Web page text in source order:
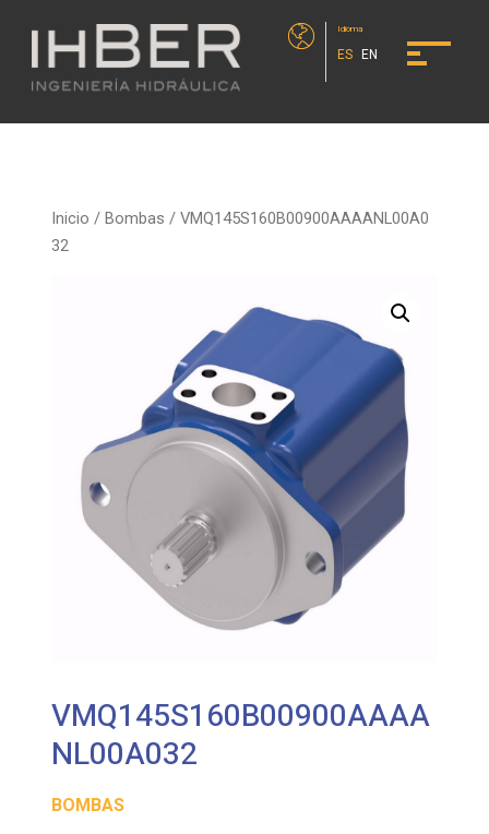
Idioma
ES EN
Inicio /Bombas / VMQ145S160B00900AAAANL00A0
32
VMQ145S160B00900AAAA
NL00A032
BOMBAS